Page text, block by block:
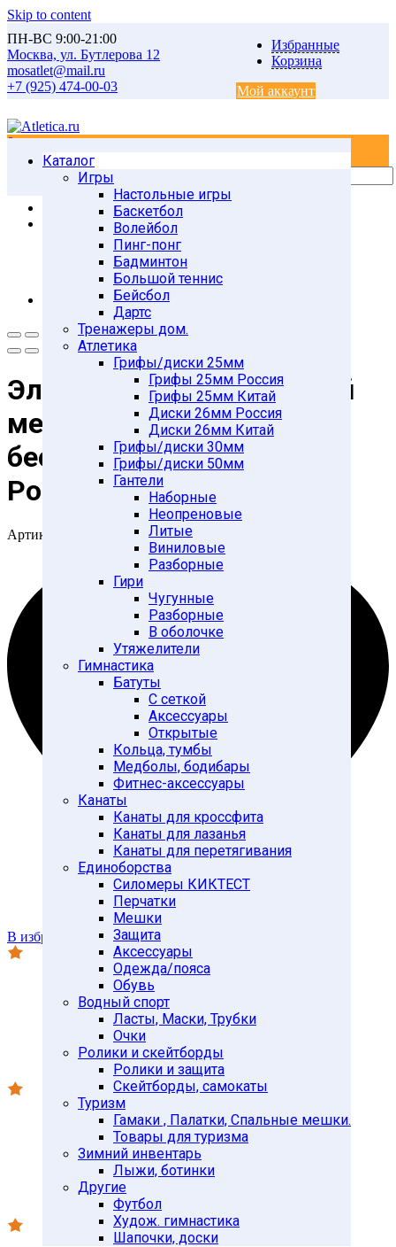
Skip to content
ПН-ВС 9:00-21:00
Москва, ул. Бутлерова 12
mosatlet@mail.ru
+7 (925) 474-00-03
Избранные
Корзина
Мой аккаунт
0
Каталог
Игры
Настольные игры
Баскетбол
Волейбол
Пинг-понг
Бадминтон
Большой теннис
Бейсбол
Дартс
Тренажеры дом.
Атлетика
Грифы/диски 25мм
Грифы 25мм Россия
Грифы 25мм Китай
Диски 26мм Россия
Диски 26мм Китай
Грифы/диски 30мм
Грифы/диски 50мм
Гантели
Наборные
Неопреновые
Литые
Виниловые
Разборные
Гири
Чугунные
Разборные
В оболочке
Утяжелители
Гимнастика
Батуты
С сеткой
Аксессуары
Открытые
Кольца, тумбы
Медболы, бодибары
Фитнес-аксессуары
Канаты
Канаты для кроссфита
Канаты для лазанья
Канаты для перетягивания
Единоборства
Силомеры КИКТЕСТ
Перчатки
Мешки
Защита
Аксессуары
Одежда/пояса
Обувь
Водный спорт
Ласты, Маски, Трубки
Очки
Ролики и скейтборды
Ролики и защита
Скейтборды, самокаты
Туризм
Гамаки , Палатки, Спальные мешки.
Товары для туризма
Зимний инвентарь
Лыжи, ботинки
Другие
Футбол
Худож. гимнастика
Шапочки, доски
Главная
Товары
Единоборства
Силомеры КИКТЕСТ
Электронный боксерский мешок Киктест-100 ПК,
бесплатная доставка по России*
Электронный боксерский
мешок Киктест-100 ПК,
бесплатная доставка по
России*
Артикул:
В избранное